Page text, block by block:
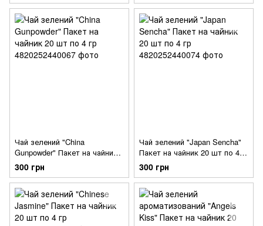
Чай зелений "China
Gunpowder" Пакет на чайник
20 шт по 4 гр
300 грн
Чай зелений "Japan Sencha"
Пакет на чайник 20 шт по 4
гр
300 грн